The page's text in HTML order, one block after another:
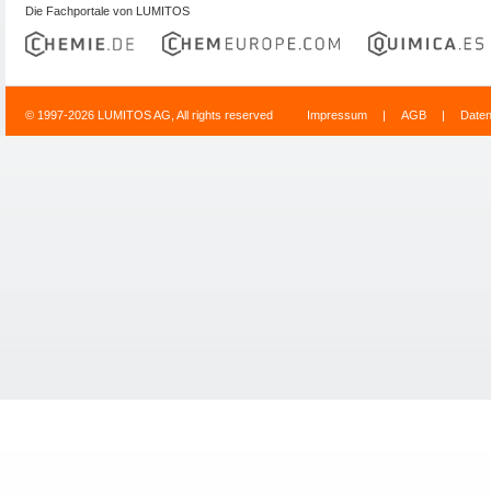
Die Fachportale von LUMITOS
© 1997-2026 LUMITOS AG, All rights reserved Impressum | AGB |